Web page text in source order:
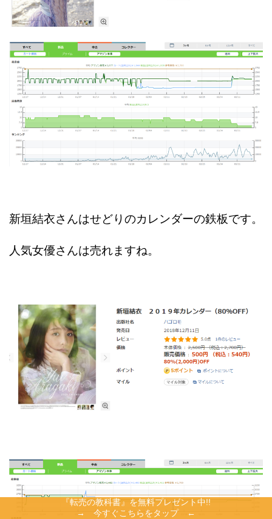
新垣結衣さんはせどりのカレンダーの鉄板です。
人気女優さんは売れますね。
『転売の教科書』を無料プレゼント中!!
→ 今すぐこちらをタップ ←